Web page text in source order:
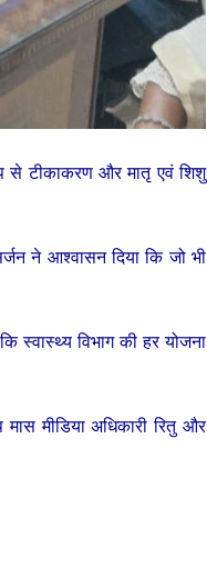
से टीकाकरण और मातृ एवं शिशु
ने आश्वासन दिया कि जो भी
स्वास्थ्य विभाग की हर योजना
मीडिया अधिकारी रितु और